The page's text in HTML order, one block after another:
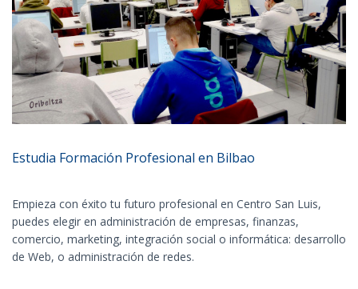
Estudia Formación Profesional en Bilbao
Empieza con éxito tu futuro profesional en Centro San Luis,
puedes elegir en administración de empresas, finanzas,
comercio, marketing, integración social o informática: desarrollo
de Web, o administración de redes.